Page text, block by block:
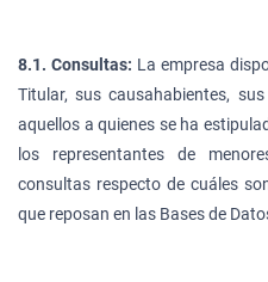
8.1. Consultas: La empresa
Titular, sus causahabientes,
aquellos a quienes se ha
los representantes de
consultas respecto de cuáles
que reposan en las Bases de